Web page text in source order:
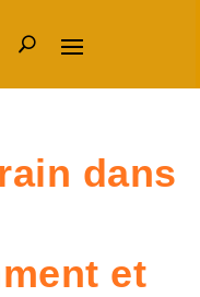
dans
et